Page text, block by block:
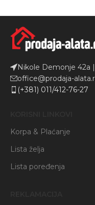
Nikole Demonje 42a
office@prodaja-
(+381) 011/412-76-27
Korpa & Plaćanje
Lista želja
Lista poređenja